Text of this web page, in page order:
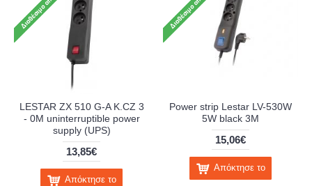
LESTAR ZX 510 G-A K.CZ 3
- 0M uninterruptible power
supply (UPS)
13,85€
Απόκτησε το
Power strip Lestar LV-530W
5W black 3M
15,06€
Απόκτησε το